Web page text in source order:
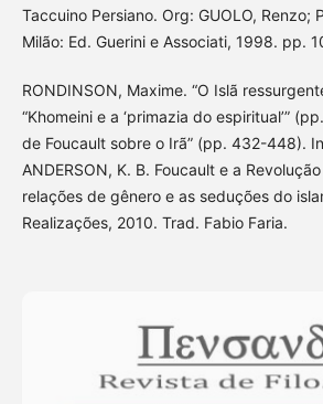
Taccuino Persiano. Org: GUOLO, Renzo;
Milão: Ed. Guerini e Associati, 1998. pp.
RONDINSON, Maxime. “O Islã
“Khomeini e a ‘primazia do espiritual’”
de Foucault sobre o Irã” (pp. 432-448).
ANDERSON, K. B. Foucault e a
relações de gênero e as seduções do
Realizações, 2010. Trad. Fabio Faria.